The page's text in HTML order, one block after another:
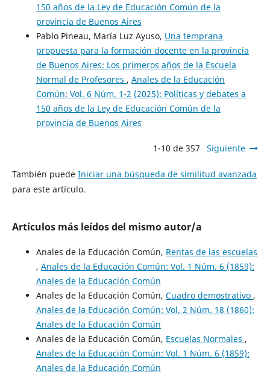
150 años de la Ley de Educación Común de la
provincia de Buenos Aires
Pablo Pineau, María Luz Ayuso, Una temprana
propuesta para la formación docente en la provincia
de Buenos Aires: Los primeros años de la Escuela
Normal de Profesores , Anales de la Educación
Común: Vol. 6 Núm. 1-2 (2025): Políticas y debates a
150 años de la Ley de Educación Común de la
provincia de Buenos Aires
1-10 de 357 Siguiente
También puede Iniciar una búsqueda de similitud avanzada
para este artículo.
Artículos más leídos del mismo autor/a
Anales de la Educación Común, Rentas de las escuelas
, Anales de la Educación Común: Vol. 1 Núm. 6 (1859):
Anales de la Educación Común
Anales de la Educación Común, Cuadro demostrativo ,
Anales de la Educación Común: Vol. 2 Núm. 18 (1860):
Anales de la Educación Común
Anales de la Educación Común, Escuelas Normales ,
Anales de la Educación Común: Vol. 1 Núm. 6 (1859):
Anales de la Educación Común